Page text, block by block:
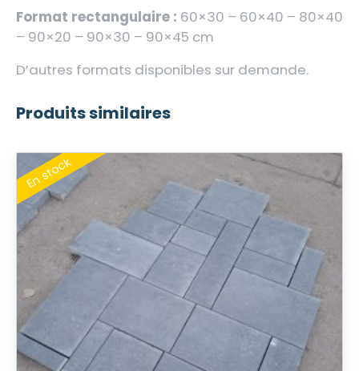
Format rectangulaire : 60×30 – 60×40 – 80×40
– 90×20 – 90×30 – 90×45 cm
D’autres formats disponibles sur demande.
Produits similaires